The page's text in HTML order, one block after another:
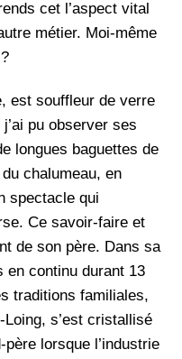
cet l’aspect vital
métier. Moi-même
est souffleur de verre
pu observer ses
longues baguettes de
chalumeau, en
spectacle qui
Ce savoir-faire et
de son père. Dans sa
en continu durant 13
traditions familiales,
s’est cristallisé
lorsque l’industrie